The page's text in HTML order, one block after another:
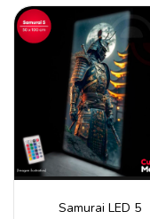
Samurai LED 5